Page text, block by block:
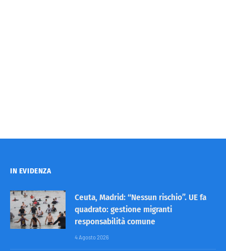
IN EVIDENZA
Ceuta, Madrid: “Nessun rischio”. UE fa
quadrato: gestione migranti
responsabilità comune
4 Agosto 2026